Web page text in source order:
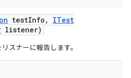
testInfo ,
ITest
listener)
スナーに報告します。